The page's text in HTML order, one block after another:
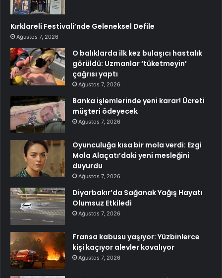
Kırklareli Festivali’nde Geleneksel Defile
Ağustos 7, 2026
O balıklarda ilk kez bulaşıcı hastalık
görüldü: Uzmanlar ‘tüketmeyin’
çağrısı yaptı
Ağustos 7, 2026
Banka işlemlerinde yeni karar! Ücreti
müşteri ödeyecek
Ağustos 7, 2026
Oyunculuğa kısa bir mola verdi: Ezgi
Mola Alaçatı’daki yeni mesleğini
duyurdu
Ağustos 7, 2026
Diyarbakır’da Sağanak Yağış Hayatı
Olumsuz Etkiledi
Ağustos 7, 2026
Fransa kabusu yaşıyor: Yüzbinlerce
kişi kaçıyor alevler kovalıyor
Ağustos 7, 2026